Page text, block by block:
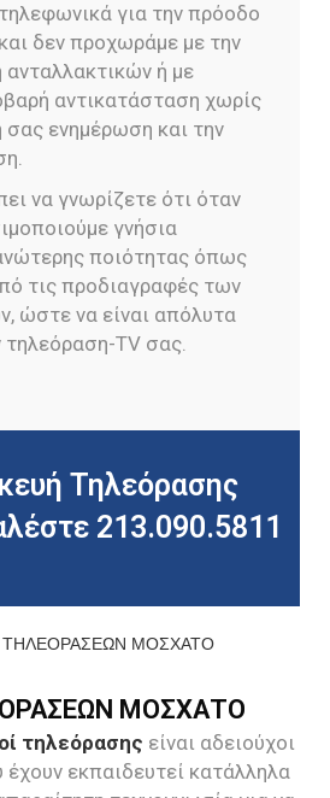
για την πρόοδο
δεν προχωράμε με την
ή με
αντικατάσταση χωρίς
ενημέρωση και την
να γνωρίζετε ότι όταν
γνήσια
ποιότητας όπως
τις προδιαγραφές των
ώστε να είναι απόλυτα
τηλεόραση-TV σας.
Τηλεόρασης
213.090.5811
ΜΟΣΧΑΤΟ
τηλεόρασης είναι αδειούχοι
εκπαιδευτεί κατάλληλα